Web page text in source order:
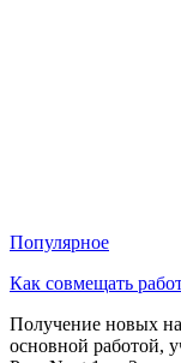
Популярное
Как совмещать
Получение новых
основной работой,